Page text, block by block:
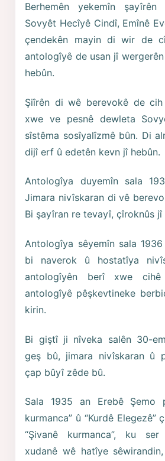
Berhemên yekemîn şayîrên
Sovyêt Hecîyê Cindî, Emînê
çendekên mayin di wir de
antologîyê de usan jî
hebûn.
Şiîrên di wê berevokê de
xwe ve pesnê dewleta
sîstêma sosîyalîzmê bûn. Di
dijî erf û edetên kevn jî hebûn.
Antologîya duyemîn sala
Jimara nivîskaran di vê
Bi şayîran re tevayî, çîroknûs jî
Antologîya sêyemîn sala
bi naverok û hostatîya
antologîyên berî xwe
antologîyê pêşkevtineke
kirin.
Bi giştî ji nîveka salên 30-
geş bû, jimara nivîskaran û
çap bûyî zêde bû.
Sala 1935 an Erebê Şemo
kurmanca” û “Kurdê Elegezê”
“Şivanê kurmanca”, ku
xudanê wê hatîye